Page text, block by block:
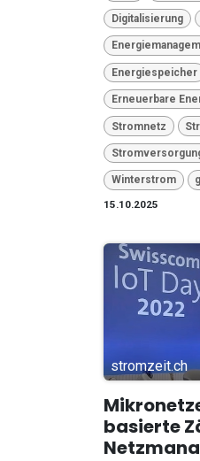
Digitalisierung
Energiespeicher
Erneuerbare
Stromnetz
Winterstrom
15.10.2025
stromzeit.ch
basierte